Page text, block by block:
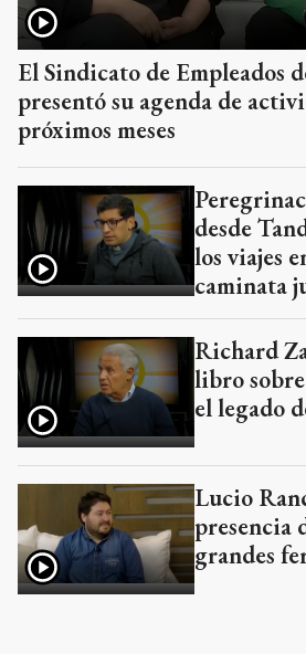
El Sindicato de Empleados
presentó su agenda de
próximos meses
desde
los viajes
caminata
Richard
libro
el legado
Lucio
presencia
grandes